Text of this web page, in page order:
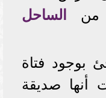
من
الساحل
بوجود فتاة
أنها صديقة